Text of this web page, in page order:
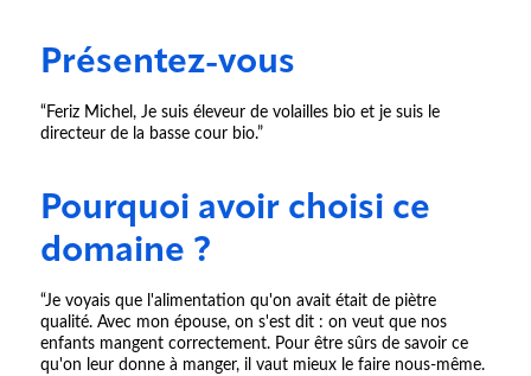
Présentez-vous
“Feriz Michel, Je suis éleveur de volailles bio et je suis le
directeur de la basse cour bio.”
Pourquoi avoir choisi ce
domaine ?
“Je voyais que l'alimentation qu'on avait était de piètre
qualité. Avec mon épouse, on s'est dit : on veut que nos
enfants mangent correctement. Pour être sûrs de savoir ce
qu'on leur donne à manger, il vaut mieux le faire nous-même.